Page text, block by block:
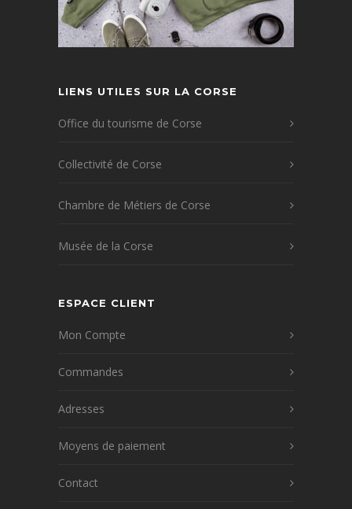
LIENS UTILES SUR LA CORSE
Office du tourisme de Corse
Collectivité de Corse
Chambre de Métiers de Corse
Musée de la Corse
ESPACE CLIENT
Mon Compte
Commandes
Adresses
Moyens de paiement
Contact